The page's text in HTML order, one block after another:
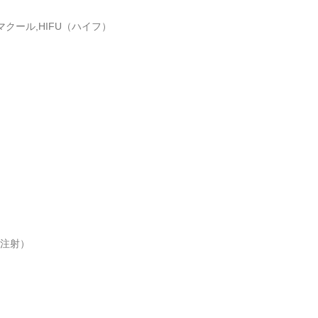
ール,HIFU（ハイフ）
射）